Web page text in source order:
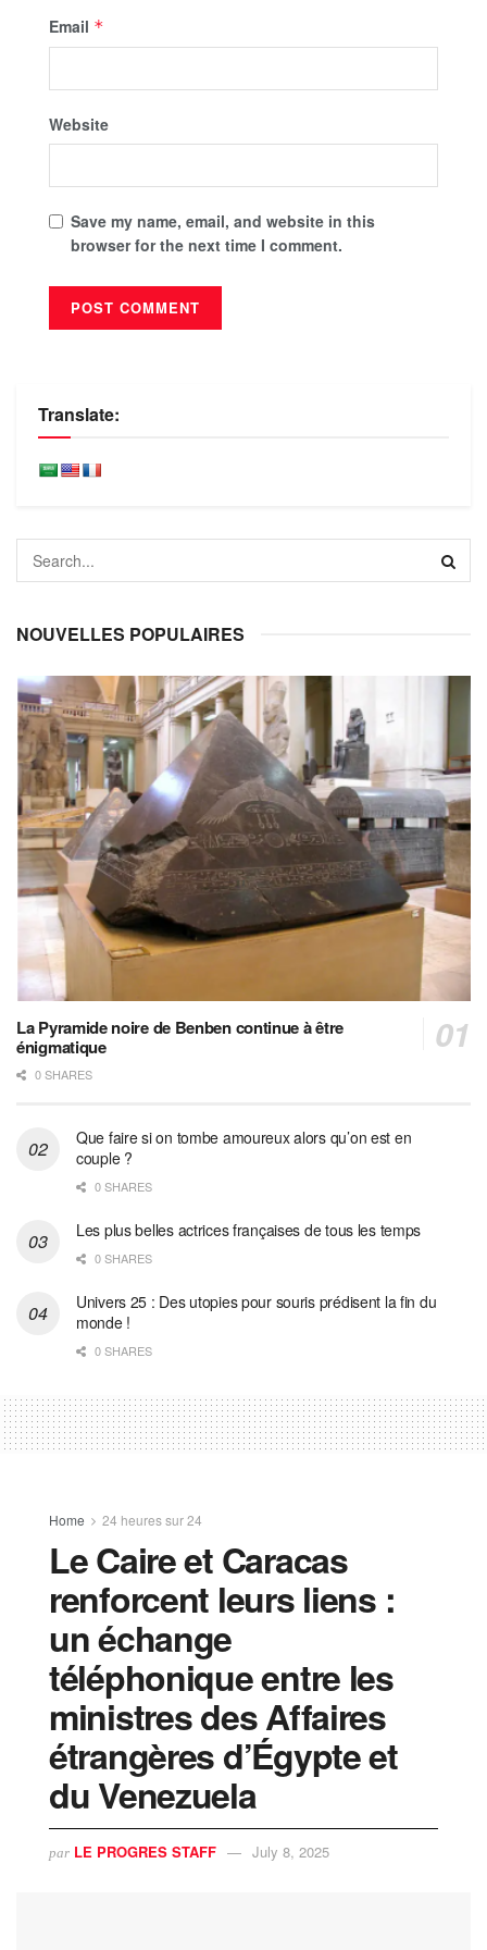
Email *
Website
Save my name, email, and website in this
browser for the next time I comment.
Translate:
NOUVELLES POPULAIRES
La Pyramide noire de Benben continue à être
énigmatique
0 SHARES
Que faire si on tombe amoureux alors qu’on est en
couple ?
0 SHARES
Les plus belles actrices françaises de tous les temps
0 SHARES
Univers 25 : Des utopies pour souris prédisent la fin du
monde !
0 SHARES
Home 24 heures sur 24
Le Caire et Caracas
renforcent leurs liens :
un échange
téléphonique entre les
ministres des Affaires
étrangères d’Égypte et
du Venezuela
par LE PROGRES STAFF July 8, 2025